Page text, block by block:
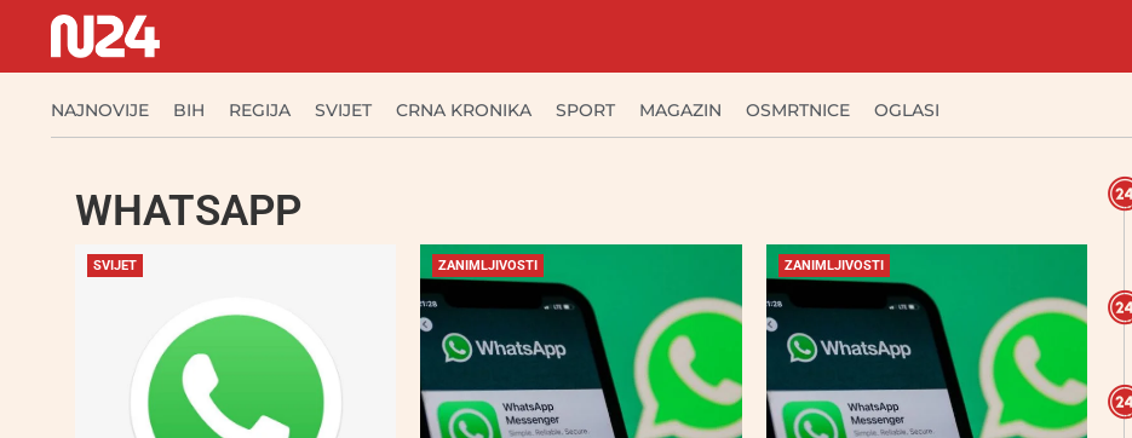
NAJNOVIJE BIH REGIJA SVIJET CRNA KRONIKA SPORT MAGAZIN OSMRTNICE OGLASI
WHATSAPP
SVIJET ZANIMLJIVOSTI ZANIMLJIVOSTI